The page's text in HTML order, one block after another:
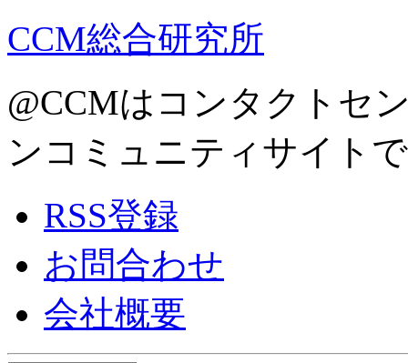
CCM総合研究所
@CCMはコンタクトセ
ンコミュニティサイト
RSS登録
お問合わせ
会社概要